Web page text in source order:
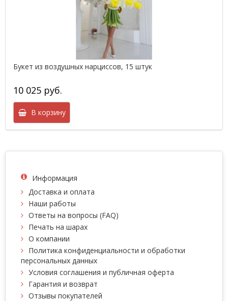
Букет из воздушных нарциссов, 15 штук
10 025 руб.
В корзину
Информация
Доставка и оплата
Наши работы
Ответы на вопросы (FAQ)
Печать на шарах
О компании
Политика конфиденциальности и обработки
персональных данных
Условия соглашения и публичная оферта
Гарантия и возврат
Отзывы покупателей